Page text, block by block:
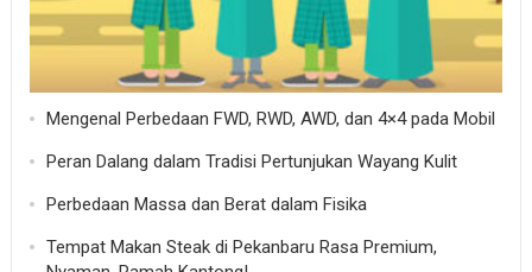
Mengenal Perbedaan FWD, RWD, AWD, dan 4×4 pada Mobil
Peran Dalang dalam Tradisi Pertunjukan Wayang Kulit
Perbedaan Massa dan Berat dalam Fisika
Tempat Makan Steak di Pekanbaru Rasa Premium,